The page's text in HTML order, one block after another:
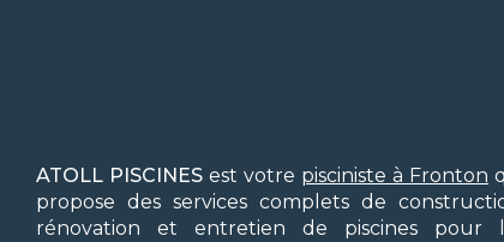
ATOLL PISCINES est votre pisciniste à Fronton
propose des services complets de
rénovation et entretien de piscines pour